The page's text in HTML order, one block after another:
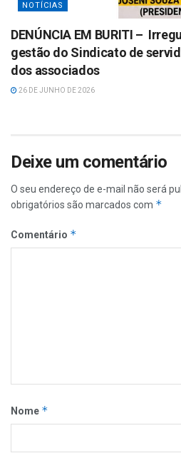
NOTÍCIAS
DENÚNCIA EM BURITI –
gestão do Sindicato de
dos associados
26 DE JUNHO DE 2026
Deixe um comentário
O seu endereço de e-mail não será
obrigatórios são marcados com *
Comentário *
Nome *